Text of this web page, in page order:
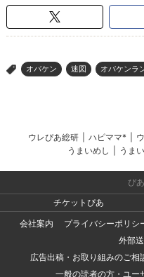
> オバケン 迷図 オバケンラ
ウレぴあ総研 ハピママ*
うまいめし
うま
ぴ
チケットぴあ
会社案内
プライバシーポリシ
外部
広告出稿・お取り組みのご
一般の読者の方・ユー